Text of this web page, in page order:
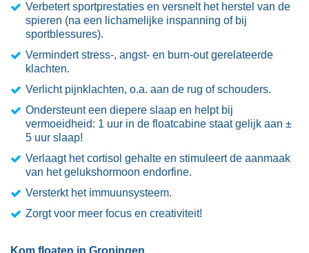
Verbetert sportprestaties en versnelt het herstel van de
spieren (na een lichamelijke inspanning of bij
sportblessures).
Vermindert stress-, angst- en burn-out gerelateerde
klachten.
Verlicht pijnklachten, o.a. aan de rug of schouders.
Ondersteunt een diepere slaap en helpt bij
vermoeidheid: 1 uur in de floatcabine staat gelijk aan ±
5 uur slaap!
Verlaagt het cortisol gehalte en stimuleert de aanmaak
van het gelukshormoon endorfine.
Versterkt het immuunsysteem.
Zorgt voor meer focus en creativiteit!